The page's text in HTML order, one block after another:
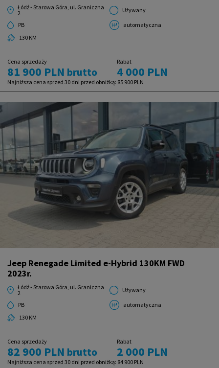
Łódź - Starowa Góra, ul. Graniczna
2
Używany
PB
automatyczna
130 KM
Cena sprzedaży
81 900 PLN brutto
Rabat
4 000 PLN
Najniższa cena sprzed 30 dni przed obniżką: 85 900 PLN
Jeep Renegade Limited e-Hybrid 130KM FWD
2023r.
Łódź - Starowa Góra, ul. Graniczna
2
Używany
PB
automatyczna
130 KM
Cena sprzedaży
82 900 PLN brutto
Rabat
2 000 PLN
Najniższa cena sprzed 30 dni przed obniżką: 84 900 PLN